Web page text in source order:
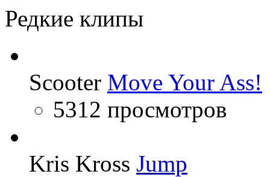
Редкие клипы
Scooter Move Your Ass!
5312 просмотров
Kris Kross Jump